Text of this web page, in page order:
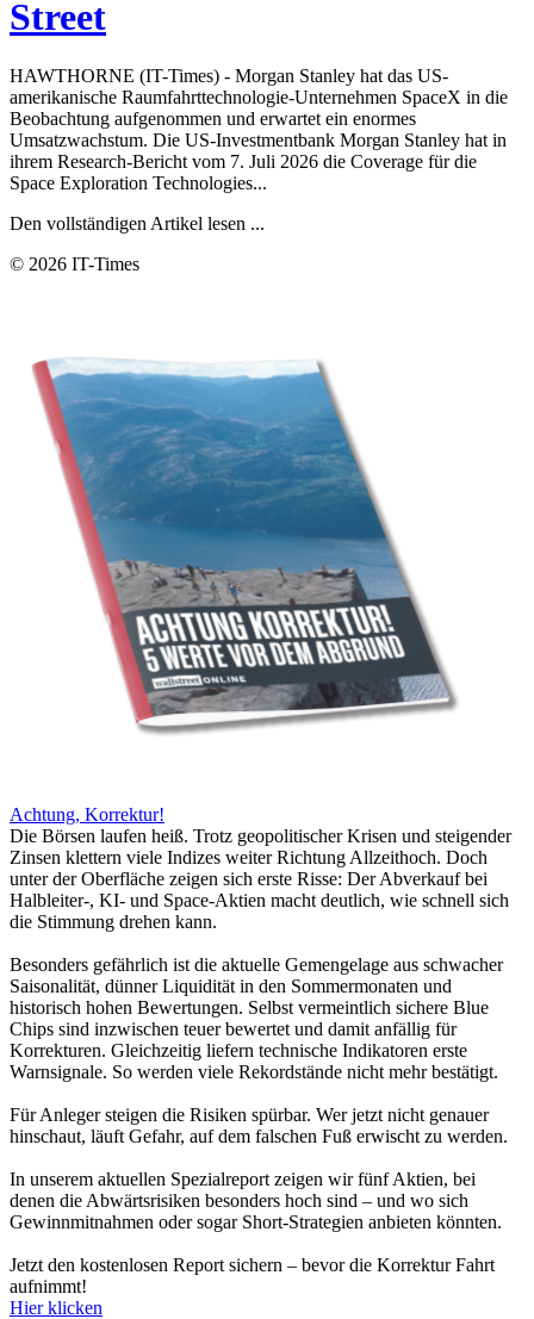
Street
HAWTHORNE (IT-Times) - Morgan Stanley hat das US-
amerikanische Raumfahrttechnologie-Unternehmen SpaceX in die
Beobachtung aufgenommen und erwartet ein enormes
Umsatzwachstum. Die US-Investmentbank Morgan Stanley hat in
ihrem Research-Bericht vom 7. Juli 2026 die Coverage für die
Space Exploration Technologies...
Den vollständigen Artikel lesen ...
© 2026 IT-Times
Achtung, Korrektur!
Die Börsen laufen heiß. Trotz geopolitischer Krisen und steigender
Zinsen klettern viele Indizes weiter Richtung Allzeithoch. Doch
unter der Oberfläche zeigen sich erste Risse: Der Abverkauf bei
Halbleiter-, KI- und Space-Aktien macht deutlich, wie schnell sich
die Stimmung drehen kann.
Besonders gefährlich ist die aktuelle Gemengelage aus schwacher
Saisonalität, dünner Liquidität in den Sommermonaten und
historisch hohen Bewertungen. Selbst vermeintlich sichere Blue
Chips sind inzwischen teuer bewertet und damit anfällig für
Korrekturen. Gleichzeitig liefern technische Indikatoren erste
Warnsignale. So werden viele Rekordstände nicht mehr bestätigt.
Für Anleger steigen die Risiken spürbar. Wer jetzt nicht genauer
hinschaut, läuft Gefahr, auf dem falschen Fuß erwischt zu werden.
In unserem aktuellen Spezialreport zeigen wir fünf Aktien, bei
denen die Abwärtsrisiken besonders hoch sind – und wo sich
Gewinnmitnahmen oder sogar Short-Strategien anbieten könnten.
Jetzt den kostenlosen Report sichern – bevor die Korrektur Fahrt
aufnimmt!
Hier klicken